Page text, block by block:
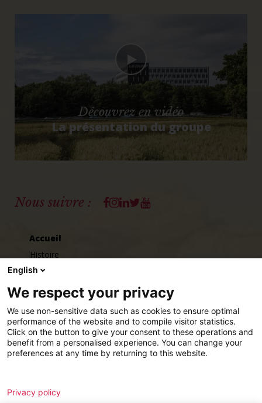
Découvrez en vidéo
La présentation du groupe
Nous suivre : Facebook
Instagram
Linkedin
Twitter
Youtube
Accueil
Histoire
Chiffres clés
Louis LE DUFF
Éditions GLD
Talents
Nous rejoindre
English
We respect your privacy
We use non-sensitive data such as cookies to ensure optimal
performance of the website and to compile visitor statistics.
Click on the button to give your consent to these operations and
benefit from a personalised experience. You can change your
preferences at any time by returning to this website.
Privacy policy